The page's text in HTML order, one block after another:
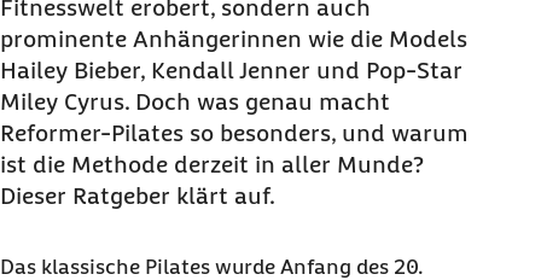
Fitnesswelt erobert, sondern auch
prominente Anhängerinnen wie die Models
Hailey Bieber, Kendall Jenner und Pop-Star
Miley Cyrus. Doch was genau macht
Reformer-Pilates so besonders, und warum
ist die Methode derzeit in aller Munde?
Dieser Ratgeber klärt auf.
Das klassische Pilates wurde Anfang des 20.